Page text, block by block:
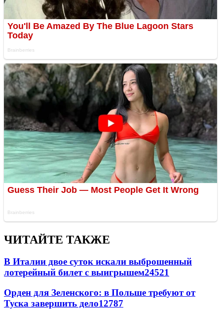
ЧИТАЙТЕ ТАКЖЕ
В Италии двое суток искали выброшенный
лотерейный билет с выигрышем24521
Орден для Зеленского: в Польше требуют от
Туска завершить дело12787